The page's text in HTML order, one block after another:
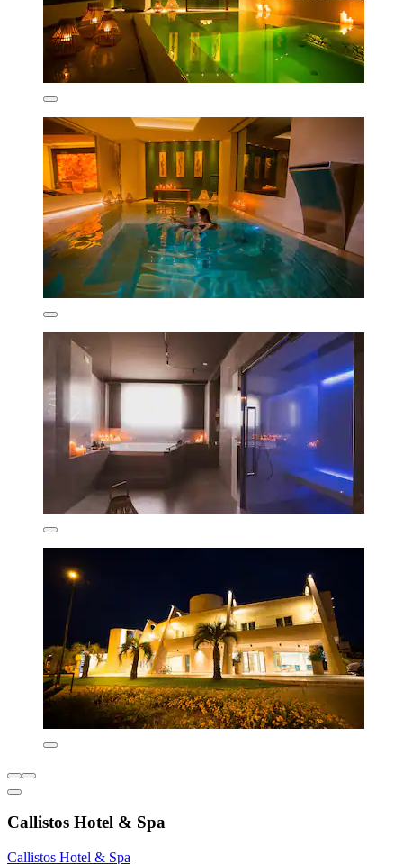
Callistos Hotel & Spa
Callistos Hotel & Spa